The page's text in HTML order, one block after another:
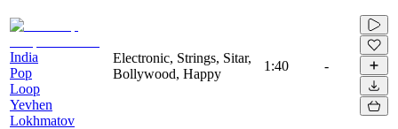
India
Pop
Loop
Yevhen
Lokhmatov
Electronic, Strings, Sitar,
Bollywood, Happy
1:40 -